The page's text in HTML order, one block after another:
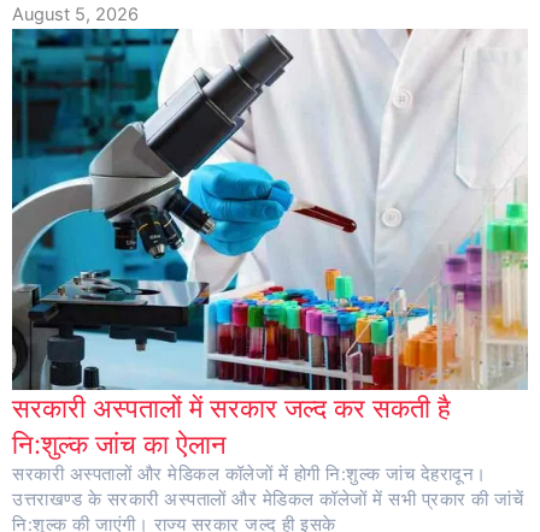
August 5, 2026
सरकारी अस्पतालों में सरकार जल्द कर सकती है
नि:शुल्क जांच का ऐलान
सरकारी अस्पतालों और मेडिकल कॉलेजों में होगी नि:शुल्क जांच देहरादून।
उत्तराखण्ड के सरकारी अस्पतालों और मेडिकल कॉलेजों में सभी प्रकार की जांचें
नि:शुल्क की जाएंगी। राज्य सरकार जल्द ही इसके